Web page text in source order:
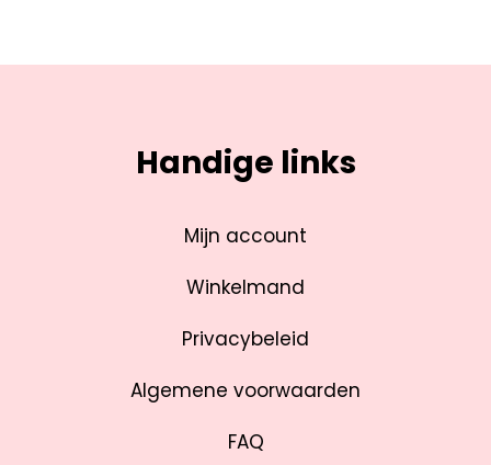
Handige links
Mijn account
Winkelmand
Privacybeleid
Algemene voorwaarden
FAQ